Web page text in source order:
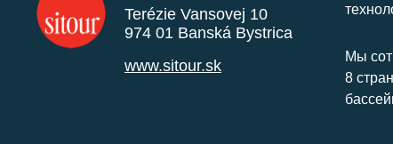
Terézie Vansovej 10
974 01 Banská Bystrica
www.sitour.sk
Мы
8